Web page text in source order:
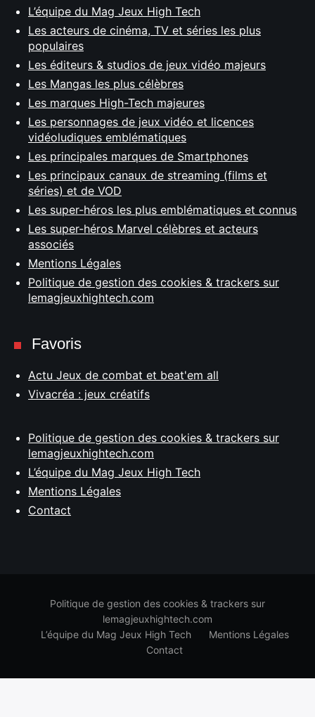
L’équipe du Mag Jeux High Tech
Les acteurs de cinéma, TV et séries les plus
populaires
Les éditeurs & studios de jeux vidéo majeurs
Les Mangas les plus célèbres
Les marques High-Tech majeures
Les personnages de jeux vidéo et licences
vidéoludiques emblématiques
Les principales marques de Smartphones
Les principaux canaux de streaming (films et
séries) et de VOD
Les super-héros les plus emblématiques et connus
Les super-héros Marvel célèbres et acteurs
associés
Mentions Légales
Politique de gestion des cookies & trackers sur
lemagjeuxhightech.com
Favoris
Actu Jeux de combat et beat'em all
Vivacréa : jeux créatifs
Politique de gestion des cookies & trackers sur
lemagjeuxhightech.com
L’équipe du Mag Jeux High Tech
Mentions Légales
Contact
Politique de gestion des cookies & trackers sur
lemagjeuxhightech.com
L’équipe du Mag Jeux High Tech
Mentions Légales
Contact